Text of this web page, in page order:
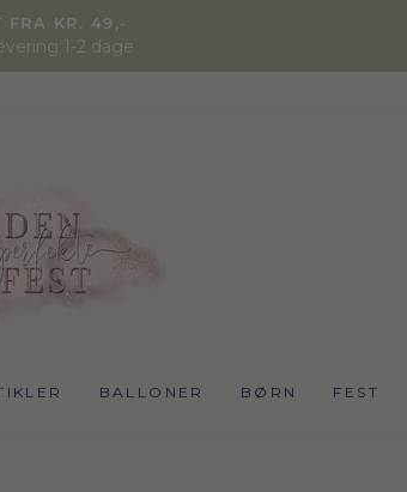
FRA KR. 49,-
1-2 dage
BALLONER BØRN FEST